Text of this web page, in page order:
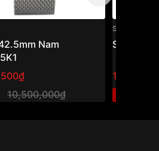
Nam
10,500,000₫
Seiko
Seiko